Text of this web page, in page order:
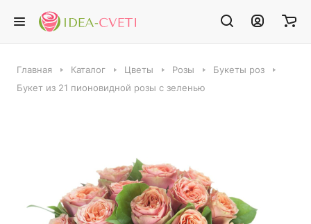
Главная Каталог Цветы Розы
Букеты роз
Букет из 21 пионовидной розы с зеленью